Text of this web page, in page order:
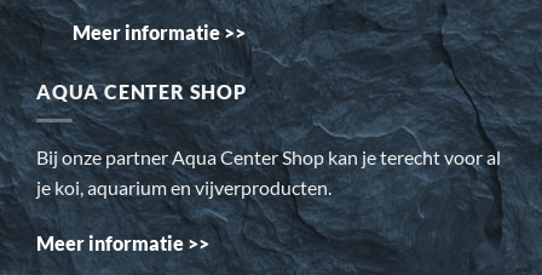
Meer informatie >>
AQUA CENTER SHOP
Bij onze partner Aqua Center Shop kan je terecht voor al
je koi, aquarium en vijverproducten.
Meer informatie >>